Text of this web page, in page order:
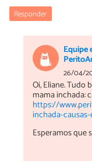
Responder
Equipe
26/04/
Oi, Eliane. Tudo
mama inchada:
https://
inchada-
Esperamos que